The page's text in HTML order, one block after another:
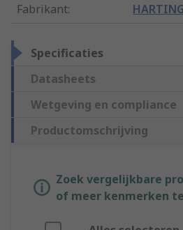
Fabrikant: HARTING
Specificaties
Datasheets
Wetgeving en compliance
Productomschrijving
Zoek vergelijkbare
of meer kenmerken